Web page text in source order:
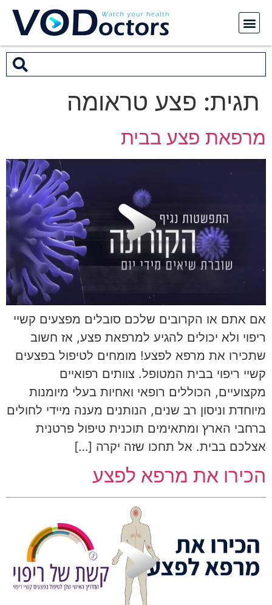
תגית: פצע טראומה
מרפאת פצע בבית
אם אתם או הקרובים שלכם סובלים מפצעים קשיי
ריפוי ולא יכולים להגיע למרפאת פצע, אז חשוב
שתכירו את מרפא לפצע! מומחים לטיפול בפצעים
קשיי ריפוי בבית המטופל. צוותים רפואיים
מקצועיים, הכוללים רופאי ואחיות בעלי מיומנות
מיוחדת וניסון רב שנים, הנותנים מענה מיידי לחולים
ברחבי הארץ ומתאימים תוכנית טיפול פרטנית
אצלכם בבית. אל תחכו שזה יקרה […]
הכירו את מרפא לפצע